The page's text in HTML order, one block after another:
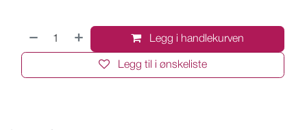
Legg i handlekurven
Legg til i ønskeliste